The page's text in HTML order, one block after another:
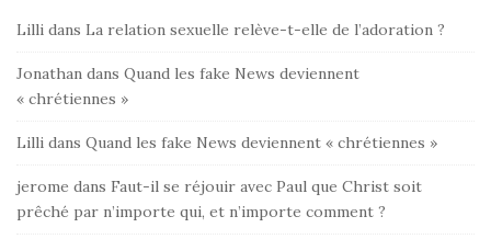
Lilli dans La relation sexuelle relève-t-elle de l’adoration ?
Jonathan dans Quand les fake News deviennent
« chrétiennes »
Lilli dans Quand les fake News deviennent « chrétiennes »
jerome dans Faut-il se réjouir avec Paul que Christ soit
prêché par n’importe qui, et n’importe comment ?